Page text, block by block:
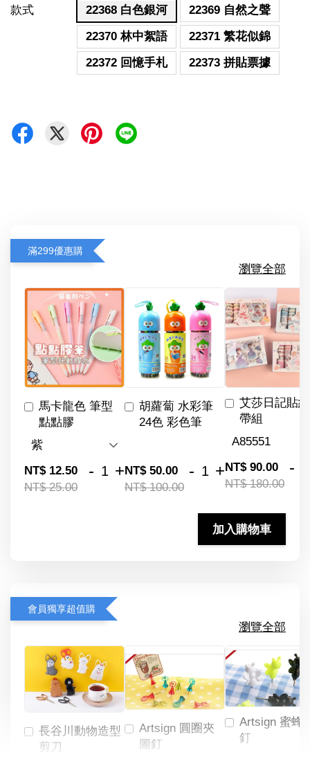
款式 22368 白色銀河
22369 自然之聲
22370 林中絮語
22371 繁花似錦
22372 回憶手札
22373 拼貼票據
滿299優惠購
瀏覽全部
馬卡龍色 筆型
點點膠
NT$ 12.50
NT$ 25.00
- +
胡蘿蔔 水彩筆
24色 彩色筆
NT$ 50.00
NT$ 100.00
- +
艾莎日記貼
帶組
NT$ 90.00
NT$ 180.00
-
加入購物車
會員獨享超值購
瀏覽全部
長谷川動物造型
剪刀
Artsign 圓圈夾
圖釘
Artsign 蜜蜂
釘